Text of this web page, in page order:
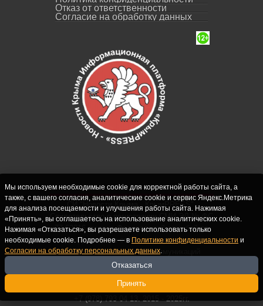
Отказ от ответственности
Согласие на обработку данных
СИ "Новости Крыма - КрымPRESS".
Свидетельство о регистрации СМИ ЭЛ № ФС
77-62916 выдано Федеральной службой по
надзору в сфере связи, информационных
технологий и массовых коммуникаций
(Роскомнадзор) 10.09.2015. Учредитель и
главный редактор: Крутских С.М. Почта:
crimearfinfo@yandex.ru. Телефон Редакции:
+7 (978) 793 04 13. 2015 - 2025гг.
Мы используем необходимые cookie для корректной работы сайта, а
также, с вашего согласия, аналитические cookie и сервис Яндекс.Метрика
для анализа посещаемости и улучшения работы сайта. Нажимая
«Принять», вы соглашаетесь на использование аналитических cookie.
Нажимая «Отказаться», вы разрешаете использовать только
необходимые cookie. Подробнее — в Политике конфиденциальности и
Согласии на обработку персональных данных.
Отказаться
Принять